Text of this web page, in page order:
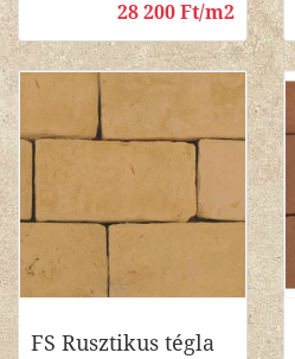
28 200 Ft/m2
FS Rusztikus tégla